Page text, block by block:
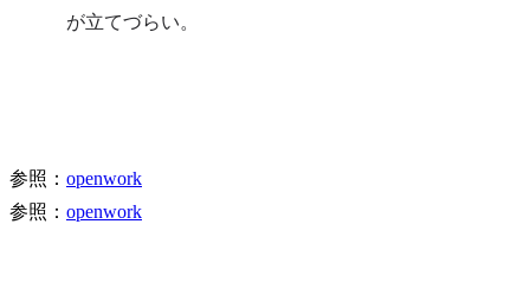
が立てづらい。
参照： openwork
参照： openwork